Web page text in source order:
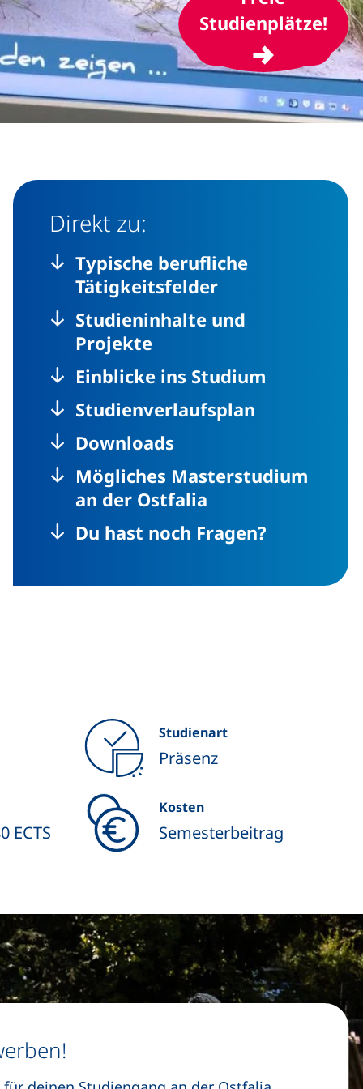
Studienplätze!
Direkt zu:
Typische berufliche
Tätigkeitsfelder
Studieninhalte und
Projekte
Einblicke ins Studium
Studienverlaufsplan
Downloads
Mögliches Masterstudium
an der Ostfalia
Du hast noch Fragen?
Studienart
Präsenz
ECTS
Kosten
Semesterbeitrag